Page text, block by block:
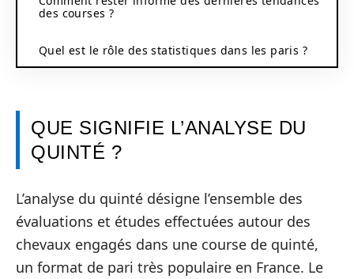
des courses ?
Quel est le rôle des statistiques dans les paris ?
QUE SIGNIFIE L’ANALYSE DU
QUINTÉ ?
L’analyse du quinté désigne l’ensemble des
évaluations et études effectuées autour des
chevaux engagés dans une course de quinté,
un format de pari très populaire en France. Le